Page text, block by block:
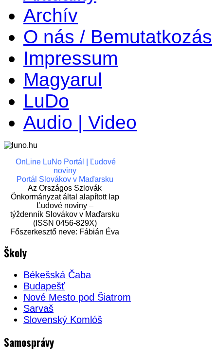
Archív
O nás / Bemutatkozás
Impressum
Magyarul
LuDo
Audio | Video
OnLine LuNo Portál | Ľudové
noviny
Portál Slovákov v Maďarsku
Az Országos Szlovák
Önkormányzat által alapított lap
Ľudové noviny –
týždenník Slovákov v Maďarsku
(ISSN 0456-829X)
Főszerkesztő neve: Fábián Éva
Školy
Békešská Čaba
Budapešť
Nové Mesto pod Šiatrom
Sarvaš
Slovenský Komlóš
Samosprávy